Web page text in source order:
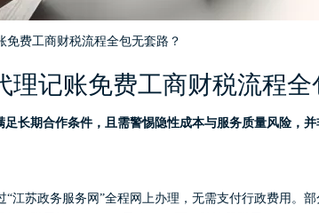
费工商财税流程全包无套路？
记账免费工商财税流程全
长期合作条件，且需警惕隐性成本与服务质量风险，并
江苏政务服务网”全程网上办理，无需支付行政费用。